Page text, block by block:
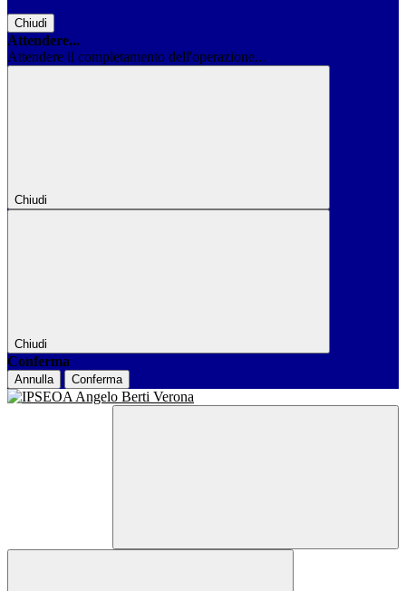
Chiudi
Attendere...
Attendere il completamento dell'operazione...
Chiudi
Chiudi
Conferma
Annulla Conferma